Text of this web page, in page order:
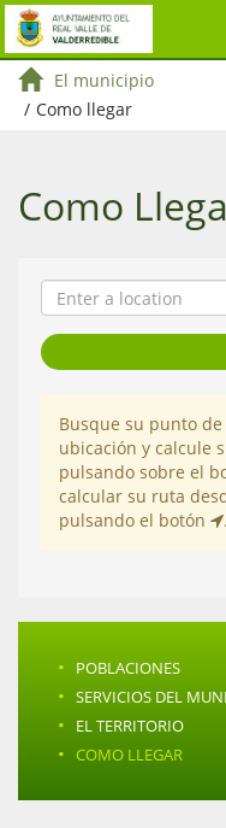
El municipio
/ Como llegar
Como
Busque su punto
ubicación y calcule
pulsando sobre el
calcular su ruta
pulsando el botón
.
· POBLACIONES
· SERVICIOS DEL
· EL TERRITORIO
· COMO LLEGAR